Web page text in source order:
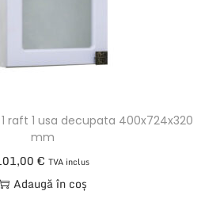
raft 1 usa decupata 400x724x320
mm
€ TVA inclus
Adaugă în coș